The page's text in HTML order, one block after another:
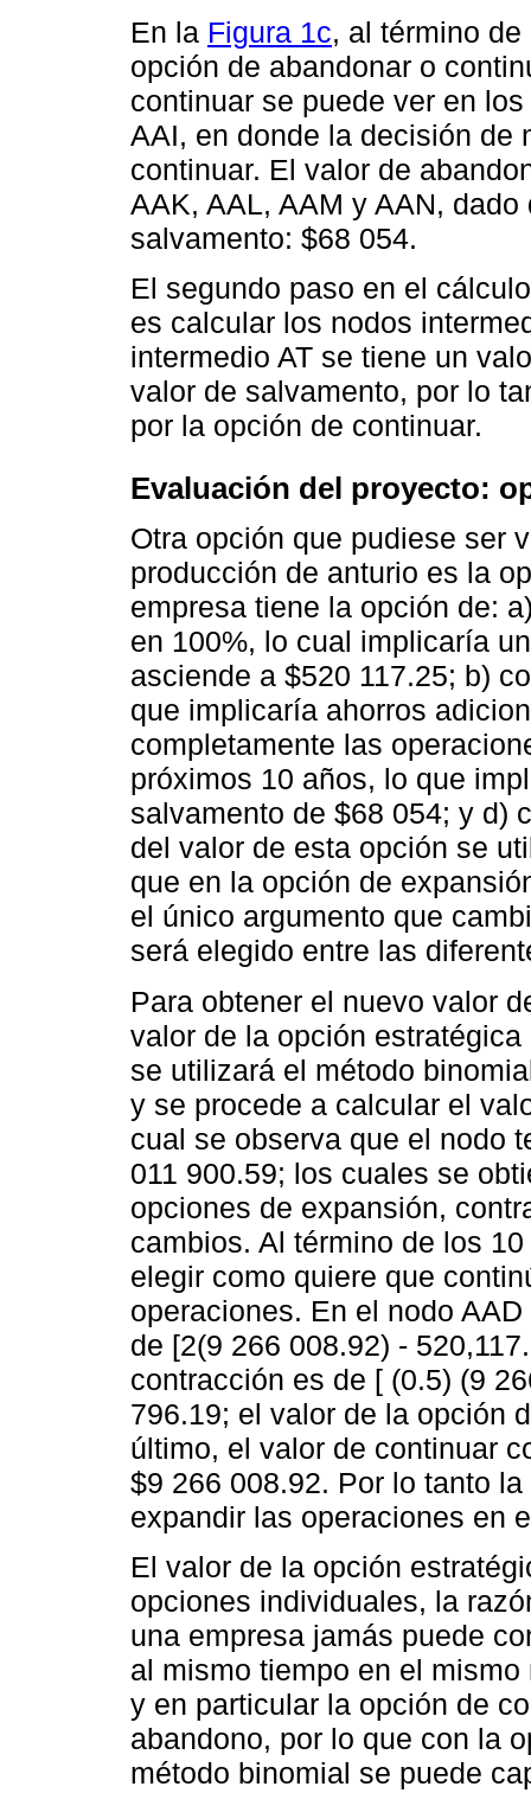
En la Figura 1c, al término
opción de abandonar o
continuar se puede ver en
AAI, en donde la decisión de
continuar. El valor de
AAK, AAL, AAM y AAN,
salvamento: $68 054.
El segundo paso en el
es calcular los nodos
intermedio AT se tiene un
valor de salvamento, por lo
por la opción de continuar.
Evaluación del proyecto:
Otra opción que pudiese ser
producción de anturio es la
empresa tiene la opción de:
en 100%, lo cual implicaría
asciende a $520 117.25; b)
que implicaría ahorros
completamente las
próximos 10 años, lo que
salvamento de $68 054; y d)
del valor de esta opción se
que en la opción de
el único argumento que
será elegido entre las
Para obtener el nuevo valor
valor de la opción
se utilizará el método
y se procede a calcular el
cual se observa que el nodo
011 900.59; los cuales se
opciones de expansión,
cambios. Al término de los
elegir como quiere que
operaciones. En el nodo
de [2(9 266 008.92) -
contracción es de [ (0.5) (9
796.19; el valor de la opción
último, el valor de continuar
$9 266 008.92. Por lo tanto
expandir las operaciones en
El valor de la opción
opciones individuales, la
una empresa jamás puede
al mismo tiempo en el
y en particular la opción de
abandono, por lo que con la
método binomial se puede